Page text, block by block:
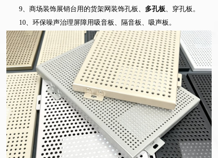
9、商场装饰展销台用的货架网装饰孔板、 多孔板 、穿孔板。
10、环保噪声治理屏障用吸音板、隔音板、吸声板。